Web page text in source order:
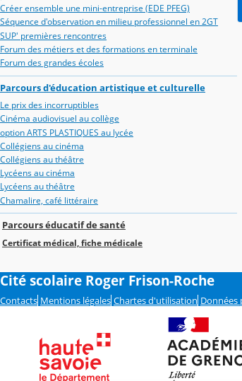
Créer ensemble une mini-entreprise (EDE PFEG)
Séquence d'observation en milieu professionnel en 2GT
SUP' premières rencontres
Forum des métiers et des formations en terminale
Forum des grandes écoles
Parcours d'éducation artistique et culturelle
Le prix des incorruptibles
Cinéma audiovisuel au collège
option ARTS PLASTIQUES au lycée
Collégiens au cinéma
Collégiens au théâtre
Lycéens au cinéma
Lycéens au théâtre
Chamalire, café littéraire
Parcours éducatif de santé
Certificat médical, fiche médicale
Cité scolaire Roger Frison-Roche
Contacts Mentions légales Chartes d'utilisation Données